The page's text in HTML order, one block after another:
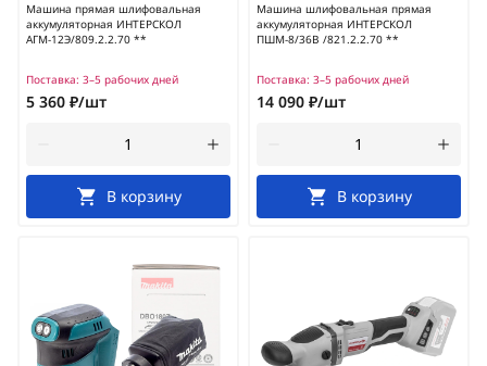
Машина прямая шлифовальная
аккумуляторная ИНТЕРСКОЛ
АГМ-12Э/809.2.2.70 **
Поставка: 3–5 рабочих дней
5 360 ₽/шт
В корзину
Машина шлифовальная прямая
аккумуляторная ИНТЕРСКОЛ
ПШМ-8/36В /821.2.2.70 **
Поставка: 3–5 рабочих дней
14 090 ₽/шт
В корзину